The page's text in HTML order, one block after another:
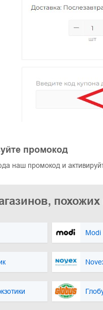
промокод
наш промокод и
похожих
Modi